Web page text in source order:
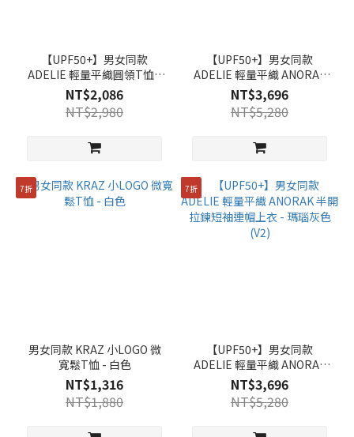
【UPF50+】男女同款
ADELIE 輕量平織圓領T恤 -
銀灰色
NT$2,086
NT$2,980
【UPF50+】男女同款
ADELIE 輕量平織 ANORAK
半開拉鍊短袖連帽上衣 - 瑪
瑙灰色
NT$3,696
NT$5,280
7折
男女同款 KRAZ 小LOGO 微
寬鬆T恤 - 白色
NT$1,316
NT$1,880
7折
【UPF50+】男女同款
ADELIE 輕量平織 ANORAK
半開拉鍊短袖連帽上衣 - 瑪
瑙灰色 (V2)
NT$3,696
NT$5,280